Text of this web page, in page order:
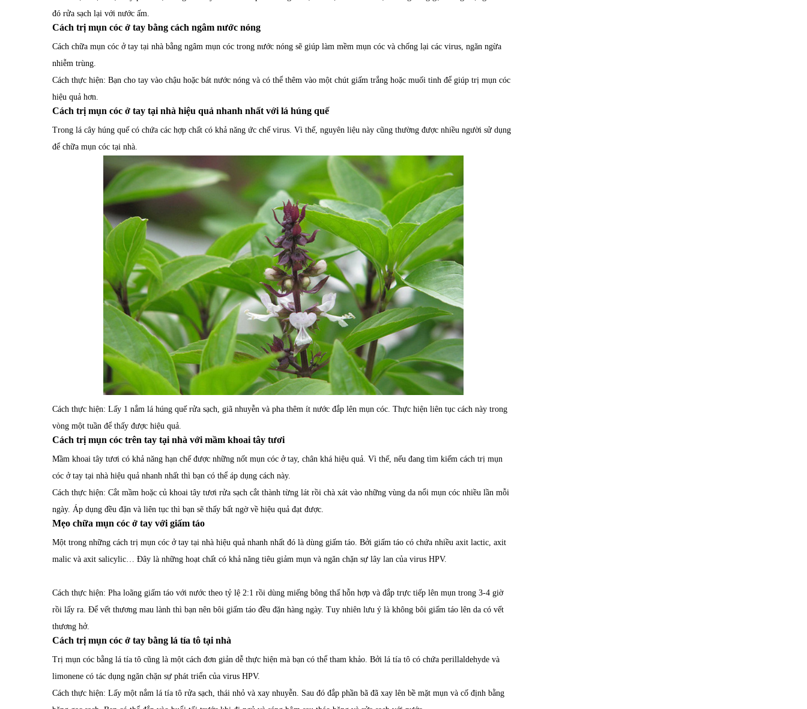
đó rửa sạch lại với nước ấm.
Cách trị mụn cóc ở tay bằng cách ngâm nước nóng
Cách chữa mụn cóc ở tay tại nhà bằng ngâm mụn cóc trong nước nóng sẽ giúp làm mềm mụn cóc và chống lại các virus, ngăn ngừa
nhiễm trùng.
Cách thực hiện: Bạn cho tay vào chậu hoặc bát nước nóng và có thể thêm vào một chút giấm trắng hoặc muối tinh để giúp trị mụn cóc
hiệu quả hơn.
Cách trị mụn cóc ở tay tại nhà hiệu quả nhanh nhất với lá húng quế
Trong lá cây húng quế có chứa các hợp chất có khả năng ức chế virus. Vì thế, nguyên liệu này cũng thường được nhiều người sử dụng
để chữa mụn cóc tại nhà.
Cách thực hiện: Lấy 1 nắm lá húng quế rửa sạch, giã nhuyễn và pha thêm ít nước đắp lên mụn cóc. Thực hiện liên tục cách này trong
vòng một tuần để thấy được hiệu quả.
Cách trị mụn cóc trên tay tại nhà với mầm khoai tây tươi
Mầm khoai tây tươi có khả năng hạn chế được những nốt mụn cóc ở tay, chân khá hiệu quả. Vì thế, nếu đang tìm kiếm cách trị mụn
cóc ở tay tại nhà hiệu quả nhanh nhất thì bạn có thể áp dụng cách này.
Cách thực hiện: Cắt mầm hoặc củ khoai tây tươi rửa sạch cắt thành từng lát rồi chà xát vào những vùng da nổi mụn cóc nhiều lần mỗi
ngày. Áp dụng đều đặn và liên tục thì bạn sẽ thấy bất ngờ về hiệu quả đạt được.
Mẹo chữa mụn cóc ở tay với giấm táo
Một trong những cách trị mụn cóc ở tay tại nhà hiệu quả nhanh nhất đó là dùng giấm táo. Bởi giấm táo có chứa nhiều axit lactic, axit
malic và axit salicylic… Đây là những hoạt chất có khả năng tiêu giảm mụn và ngăn chặn sự lây lan của virus HPV.
Cách thực hiện: Pha loãng giấm táo với nước theo tỷ lệ 2:1 rồi dùng miếng bông thấ hỗn hợp và đắp trực tiếp lên mụn trong 3-4 giờ
rồi lấy ra. Để vết thương mau lành thì bạn nên bôi giấm táo đều đặn hàng ngày. Tuy nhiên lưu ý là không bôi giấm táo lên da có vết
thương hở.
Cách trị mụn cóc ở tay bằng lá tía tô tại nhà
Trị mụn cóc bằng lá tía tô cũng là một cách đơn giản dễ thực hiện mà bạn có thể tham khảo. Bởi lá tía tô có chứa perillaldehyde và
limonene có tác dụng ngăn chặn sự phát triển của virus HPV.
Cách thực hiện: Lấy một nắm lá tía tô rửa sạch, thái nhỏ và xay nhuyễn. Sau đó đắp phần bã đã xay lên bề mặt mụn và cố định bằng